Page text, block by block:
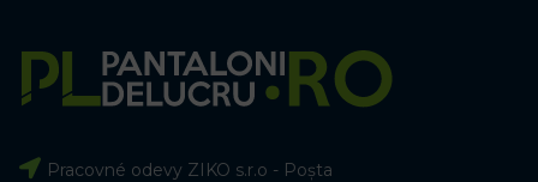
Pracovné odevy ZIKO s.r.o - Poșta